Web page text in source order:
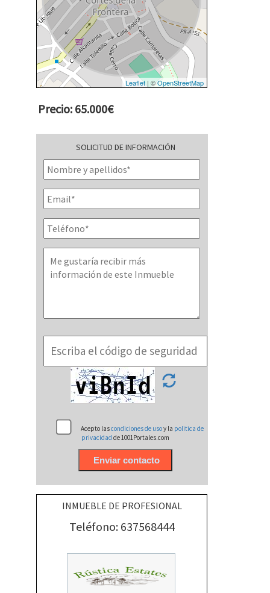
Leaflet| ©OpenStreetMap
Precio: 65.000€
SOLICITUD DE INFORMACIÓN
Acepto lascondiciones de usoy la politica de
privacidadde 1001Portales.com
INMUEBLE DE PROFESIONAL
Teléfono: 637568444